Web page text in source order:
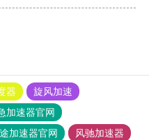
器
旋风加速
加速器官网
加速器官网
风驰加速器